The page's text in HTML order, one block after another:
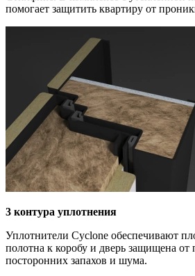
помогает защитить квартиру от
3 контура уплотнения
Уплотнители Cyclone обеспечивают
полотна к коробу и дверь защищена от
посторонних запахов и шума.